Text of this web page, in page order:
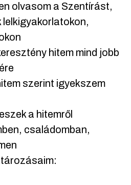
olvasom a Szentírást,
lelkigyakorlatokon,
hitem mind jobb
szerint igyekszem
a hitemről
családomban,